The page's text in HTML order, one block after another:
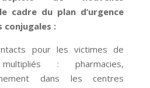
cadre du plan d’urgence
conjugales :
pour les victimes de
: pharmacies,
dans les centres